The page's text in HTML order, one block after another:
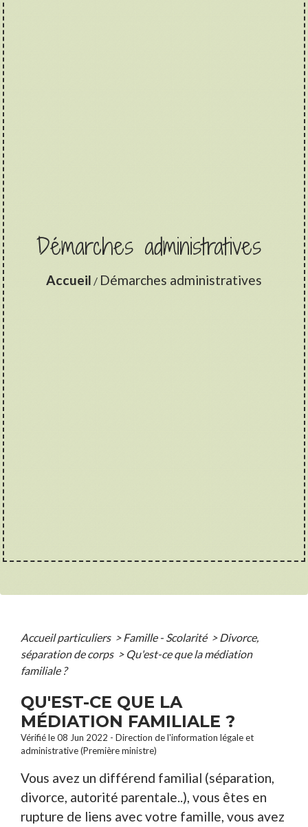
Démarches administratives
Accueil / Démarches administratives
Accueil particuliers > Famille - Scolarité > Divorce,
séparation de corps > Qu'est-ce que la médiation
familiale ?
QU'EST-CE QUE LA
MÉDIATION FAMILIALE ?
Vérifié le 08 Jun 2022 - Direction de l'information légale et
administrative (Première ministre)
Vous avez un différend familial (séparation,
divorce, autorité parentale..), vous êtes en
rupture de liens avec votre famille, vous avez